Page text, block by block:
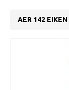
AER 142